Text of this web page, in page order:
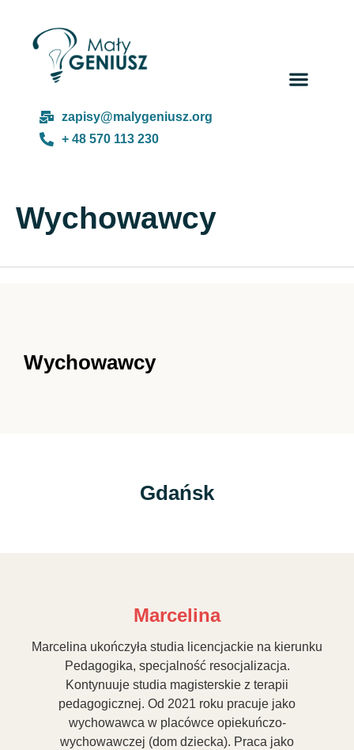
zapisy@malygeniusz.org
+ 48 570 113 230
Wychowawcy
Wychowawcy
Gdańsk
Marcelina
Marcelina ukończyła studia licencjackie na kierunku
Pedagogika, specjalność resocjalizacja.
Kontynuuje studia magisterskie z terapii
pedagogicznej. Od 2021 roku pracuje jako
wychowawca w placówce opiekuńczo-
wychowawczej (dom dziecka). Praca jako